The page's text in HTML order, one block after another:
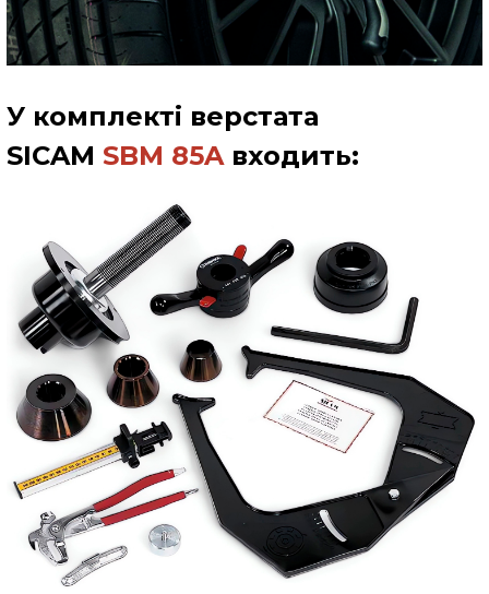
У комплекті верстата
SICAM SBM 85Aвходить: